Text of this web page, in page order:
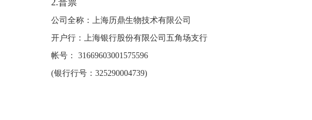
2.普票
公司全称：上海历鼎生物技术有限公司
开户行：上海银行股份有限公司五角场支行
帐号： 31669603001575596
(银行行号：325290004739)